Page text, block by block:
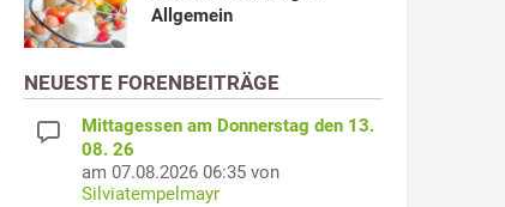
Allgemein
NEUESTE FORENBEITRÄGE
Mittagessen am Donnerstag den 13.
08. 26
am 07.08.2026 06:35 von
Silviatempelmayr